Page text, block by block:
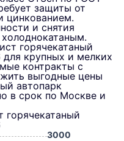
защиты от
цинкованием.
и снятия
горячекатаный
крупных и мелких
контракты с
выгодные цены
автопарк
в срок по Москве и
горячекатаный
3000